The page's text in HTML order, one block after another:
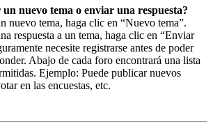
nuevo tema o enviar una respuesta?
nuevo tema, haga clic en “Nuevo tema”.
respuesta a un tema, haga clic en “Enviar
necesite registrarse antes de poder
Abajo de cada foro encontrará una lista
Ejemplo: Puede publicar nuevos
en las encuestas, etc.